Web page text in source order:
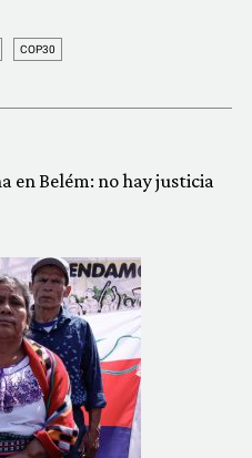
COP30
en Belém: no hay justicia